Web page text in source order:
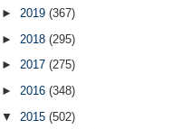
► 2019(367)
► 2018(295)
►2017(275)
►2016(348)
▼ 2015(502)